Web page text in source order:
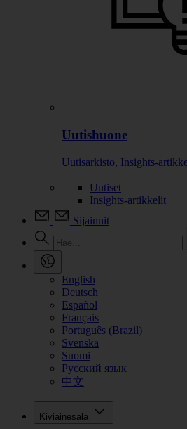
Uutishuone
Uutisarkisto, Insights-
Uutiset
Insights-artikkelit
Sijainnit
English
Deutsch
Español
Français
Português (Brazil)
Svenska
Suomi
Русский язык
中文
Kiviainesala